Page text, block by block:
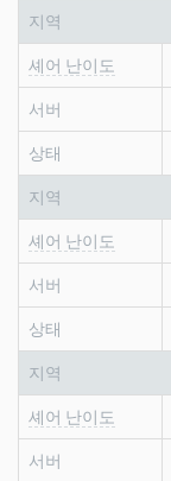
지역
셰어 난이도
서버
상태
지역
셰어 난이도
서버
상태
지역
셰어 난이도
서버